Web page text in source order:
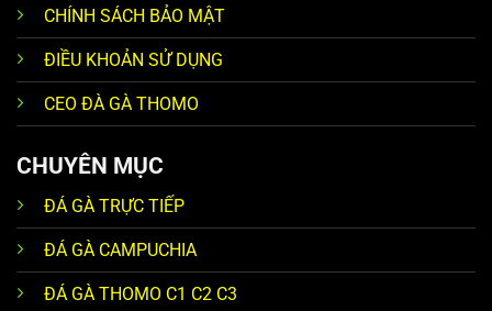
CHÍNH SÁCH BẢO MẬT
ĐIỀU KHOẢN SỬ DỤNG
CEO ĐÀ GÀ THOMO
CHUYÊN MỤC
ĐÁ GÀ TRỰC TIẾP
ĐÁ GÀ CAMPUCHIA
ĐÁ GÀ THOMO C1 C2 C3